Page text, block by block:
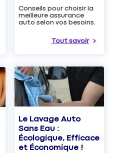
Conseils pour choisir la
meilleure assurance
auto selon vos besoins.
Tout savoir
Le Lavage Auto
Sans Eau :
Écologique, Efficace
et Économique !